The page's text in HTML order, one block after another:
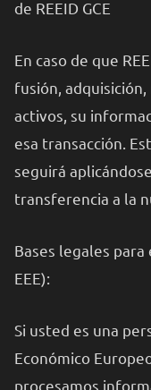
de REEID GCE
En caso de que
fusión,
activos, su
esa transacción.
seguirá
transferencia a la
Bases legales
EEE):
Si usted es una
Económico
procesamos